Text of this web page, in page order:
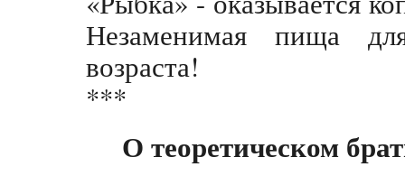
Незаменимая пища
возраста!
***
О теоретическом